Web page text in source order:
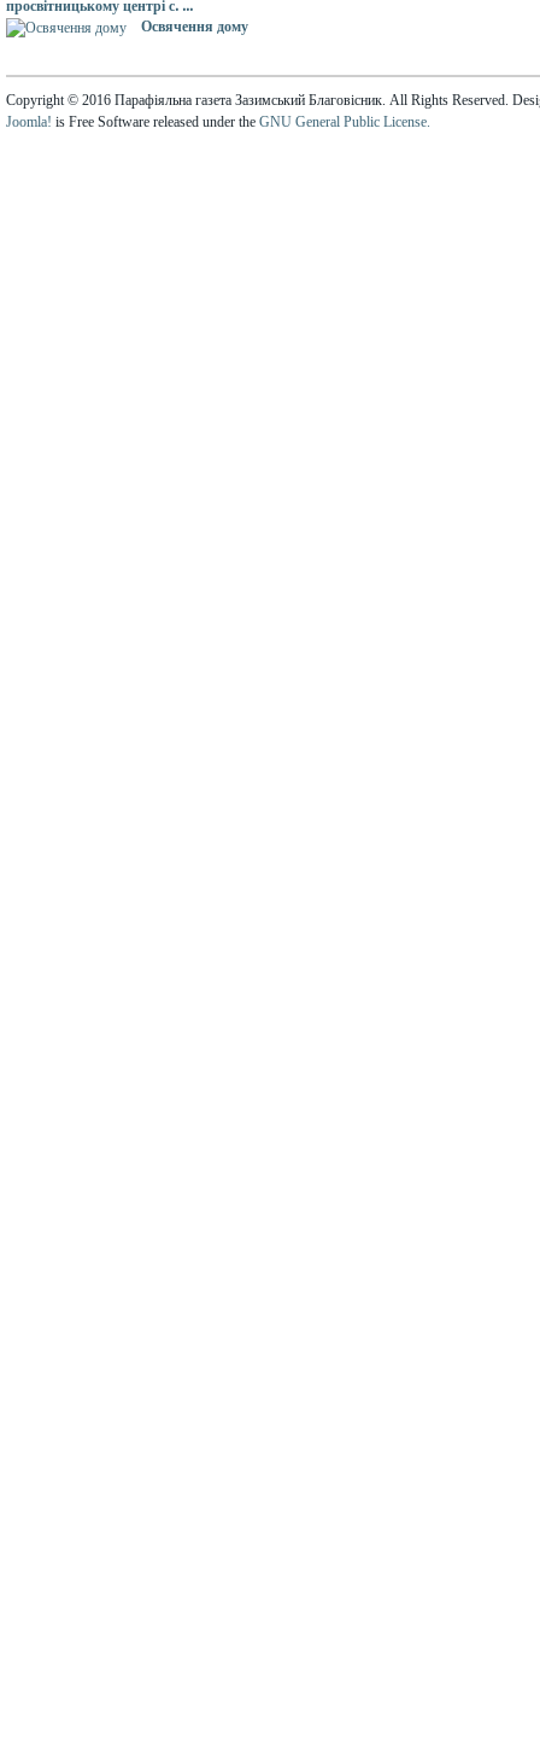
просвітницькому центрі с. ...
Освячення дому
Copyright © 2016 Парафіяльна газета Зазимський Благовісник. All Rights Reserved.
Joomla! is Free Software released under the GNU General Public License.